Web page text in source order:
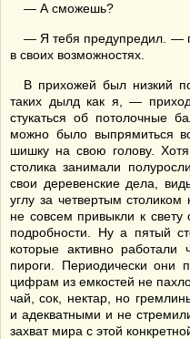
— А сможешь?
— Я тебя предупредил. —
в своих возможностях.
В прихожей был низкий
таких дылд как я, —
стукаться об потолочные
можно было выпрямиться
шишку на свою голову.
столика занимали
свои деревенские дела,
углу за четвертым
не совсем привыкли к свету
подробности. Ну а пятый
которые активно
пироги. Периодически они
цифрам из емкостей не
чай, сок, нектар, но
и адекватными и не
захват мира с этой